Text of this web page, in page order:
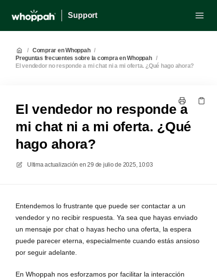
Support
/ Comprar en Whoppah /
Preguntas frecuentes sobre la compra en Whoppah /
El vendedor no responde a mi chat ni a mi oferta. ¿Qué hago ahora?
El vendedor no responde a
mi chat ni a mi oferta. ¿Qué
hago ahora?
Ultima actualización en 29 de julio de 2025, 10:03
Entendemos lo frustrante que puede ser contactar a un
vendedor y no recibir respuesta. Ya sea que hayas enviado
un mensaje por chat o hayas hecho una oferta, la espera
puede parecer eterna, especialmente cuando estás ansioso
por seguir adelante.
En Whoppah nos esforzamos por facilitar la interacción